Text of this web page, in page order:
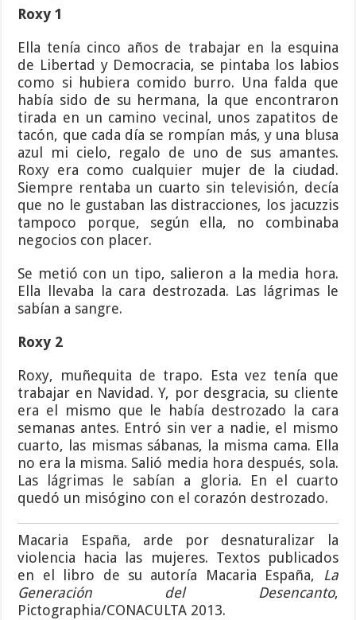
Roxy 1
Ella tenía cinco años de trabajar en la esquina
de Libertad y Democracia, se pintaba los labios
como si hubiera comido burro. Una falda que
había sido de su hermana, la que encontraron
tirada en un camino vecinal, unos zapatitos de
tacón, que cada día se rompían más, y una blusa
azul mi cielo, regalo de uno de sus amantes.
Roxy era como cualquier mujer de la ciudad.
Siempre rentaba un cuarto sin televisión, decía
que no le gustaban las distracciones, los jacuzzis
tampoco porque, según ella, no combinaba
negocios con placer.
Se metió con un tipo, salieron a la media hora.
Ella llevaba la cara destrozada. Las lágrimas le
sabían a sangre.
Roxy 2
Roxy, muñequita de trapo. Esta vez tenía que
trabajar en Navidad. Y, por desgracia, su cliente
era el mismo que le había destrozado la cara
semanas antes. Entró sin ver a nadie, el mismo
cuarto, las mismas sábanas, la misma cama. Ella
no era la misma. Salió media hora después, sola.
Las lágrimas le sabían a gloria. En el cuarto
quedó un misógino con el corazón destrozado.
Macaria España, arde por desnaturalizar la
violencia hacia las mujeres. Textos publicados
en el libro de su autoría Macaria España, La
Generación del Desencanto,
Pictographia/CONACULTA 2013.